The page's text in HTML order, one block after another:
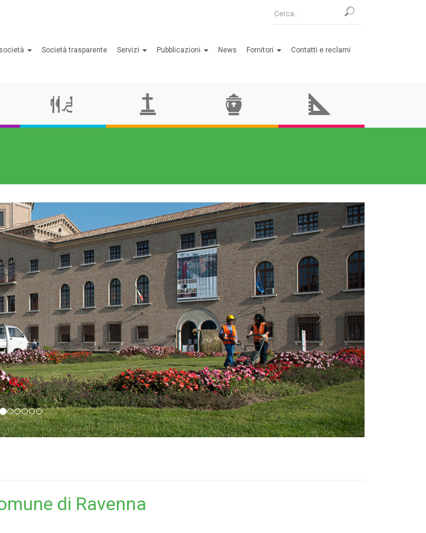
Società trasparente Servizi Pubblicazioni News Fornitori Contatti e reclami
mortuarie
Next
di Ravenna